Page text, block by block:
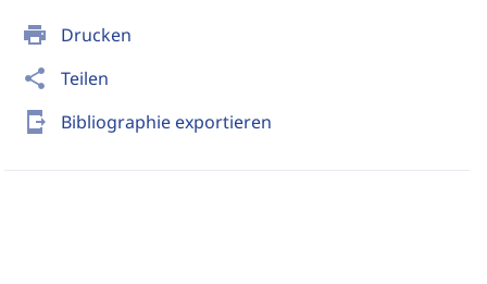
print Drucken
share Teilen
send_to_mobile Bibliographie exportieren